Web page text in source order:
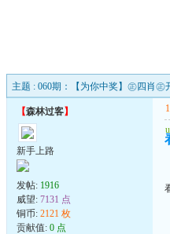
主题 : 060期：【为你中奖】㊣四肖㊣
【森林过客】
新手上路
发帖: 1916
威望: 7131 点
铜币: 2121 枚
贡献值: 0 点
u